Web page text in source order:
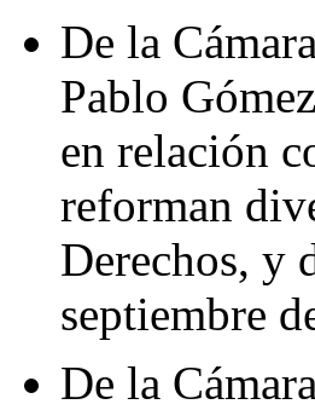
De la
Pablo
en relación
reforman
Derechos, y
septiembre
De la